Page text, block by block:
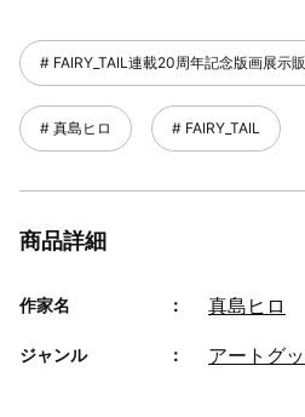
FAIRY_TAIL連載20周年記念版画展示
真島ヒロ FAIRY_TAIL
商品詳細
作家名 真島ヒロ
ジャンル アートグ